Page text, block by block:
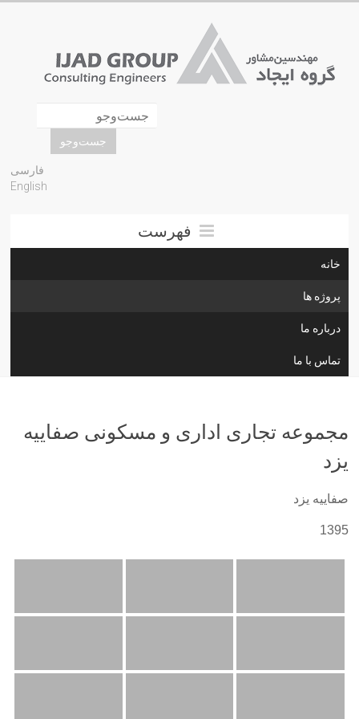
فارسی
English
فهرست
خانه
پروژه ها
درباره ما
تماس با ما
مجموعه تجاری اداری و مسکونی صفاییه
یزد
صفاییه یزد
1395